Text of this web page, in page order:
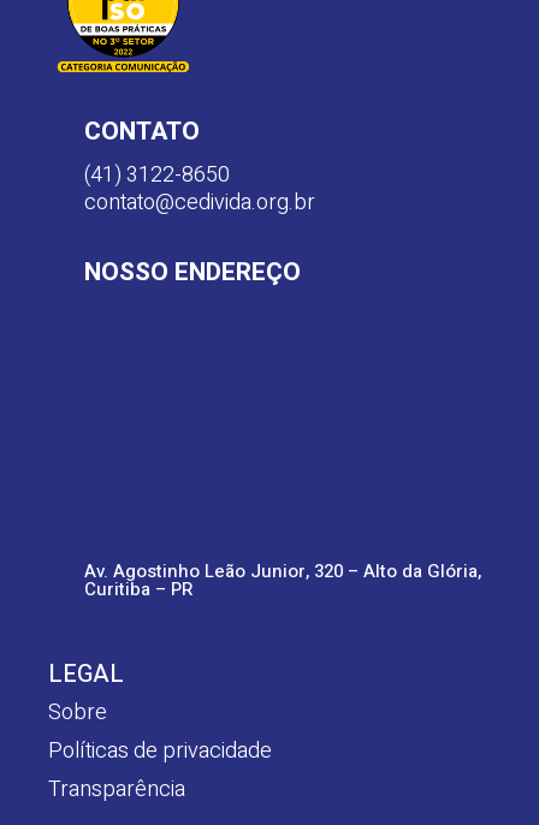
CONTATO
(41) 3122-8650
contato@cedivida.org.br
NOSSO ENDEREÇO
Av. Agostinho Leão Junior, 320 – Alto da Glória,
Curitiba – PR
LEGAL
Sobre
Políticas de privacidade
Transparência